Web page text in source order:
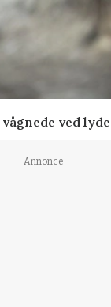
vågnede ved
Annonce